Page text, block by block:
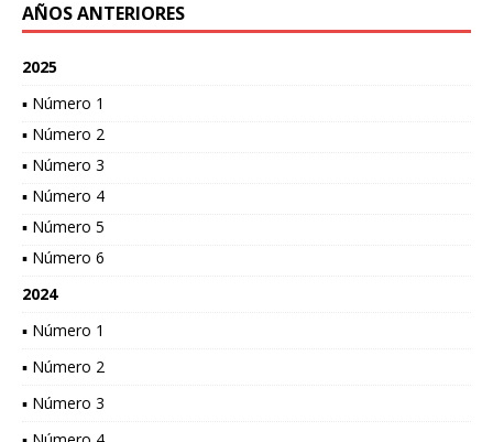
AÑOS ANTERIORES
2025
▪ Número 1
▪ Número 2
▪ Número 3
▪ Número 4
▪ Número 5
▪ Número 6
2024
▪ Número 1
▪ Número 2
▪ Número 3